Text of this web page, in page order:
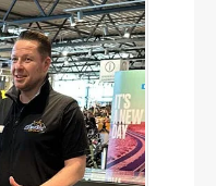
Connect, 12V, DC